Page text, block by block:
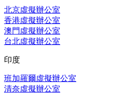
北京虛擬辦公室
香港虛擬辦公室
澳門虛擬辦公室
台北虛擬辦公室
印度
班加羅爾虛擬辦公室
清奈虛擬辦公室